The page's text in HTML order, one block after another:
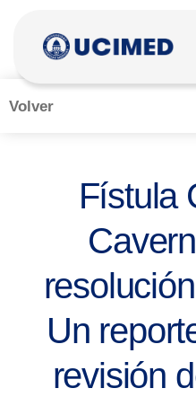
Volver
Fístula
Un
revisión